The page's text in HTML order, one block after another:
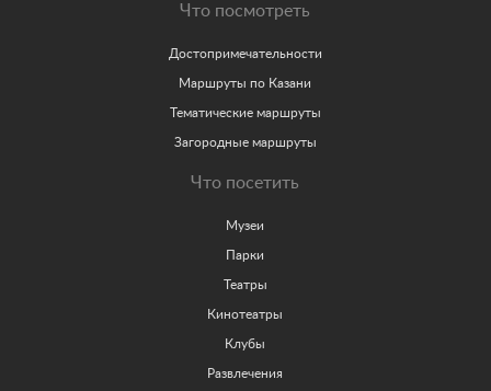
Что посмотреть
Достопримечательности
Маршруты по Казани
Тематические маршруты
Загородные маршруты
Что посетить
Музеи
Парки
Театры
Кинотеатры
Клубы
Развлечения